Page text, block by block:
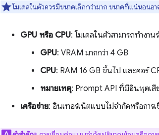
โมเดลในตัวควรมีขนาดเล็กกว่ามาก ขนาดที่แน่นอนอ
GPU หรือ CPU: โมเดลในตัวสามารถทำงา
GPU: VRAM มากกว่า 4 GB
CPU: RAM 16 GB ขึ้นไป และคอร์
หมายเหตุ: Prompt API ที่มีอินพุตเสี
เครือข่าย: อินเทอร์เน็ตแบบไม่จำกัดหรือกา